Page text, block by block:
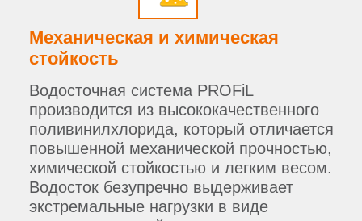
Механическая и химическая
стойкость
Водосточная система PROFiL
производится из высококачественного
поливинилхлорида, который отличается
повышенной механической прочностью,
химической стойкостью и легким весом.
Водосток безупречно выдерживает
экстремальные нагрузки в виде